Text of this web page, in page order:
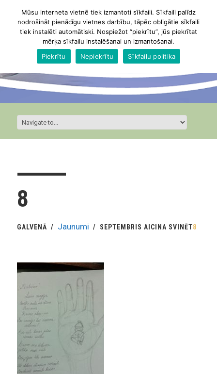
8
GALVENĀ Jaunumi SEPTEMBRIS AICINA SVINĒT8
Mūsu interneta vietnē tiek izmantoti sīkfaili. Sīkfaili palīdz
nodrošināt pienācīgu vietnes darbību, tāpēc obligātie sīkfaili
tiek instalēti automātiski. Nospiežot “piekrītu”, jūs piekrītat
mērķa sīkfailu instalēšanai un izmantošanai.
Piekrītu
Nepiekrītu Sīkfailu politika